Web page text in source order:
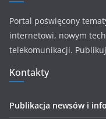
Portal poświęcony
internetowi, nowym
telekomunikacji.
Kontakty
Publikacja newsów i